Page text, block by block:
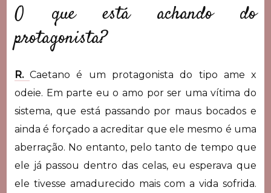
O que está achando do
protagonista?
R.Caetano é um protagonista do tipo ame x
odeie. Em parte eu o amo por ser uma vítima do
sistema, que está passando por maus bocados e
ainda é forçado a acreditar que ele mesmo é uma
aberração. No entanto, pelo tanto de tempo que
ele já passou dentro das celas, eu esperava que
ele tivesse amadurecido mais com a vida sofrida.